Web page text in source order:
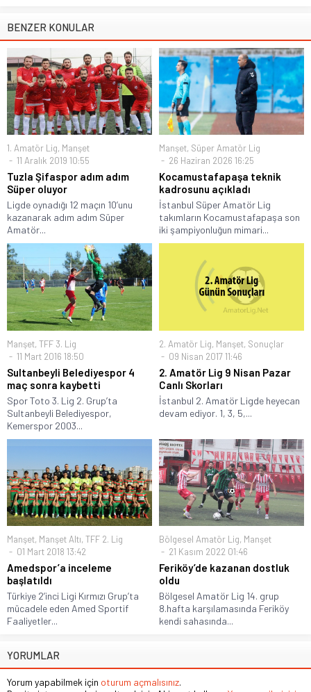
BENZER KONULAR
1. Amatör Lig, Manşet
11 Aralık 2019 10:55
Tuzla Şifaspor adım adım
Süper oluyor
Ligde oynadığı 12 maçın 10’unu
kazanarak adım adım Süper
Amatör...
Manşet, Süper Amatör Lig
26 Haziran 2026 16:25
Kocamustafapaşa teknik
kadrosunu açıkladı
İstanbul Süper Amatör Lig
takımların Kocamustafapaşa son
iki şampiyonluğun mimari...
Manşet, TFF 3. Lig
11 Mart 2016 18:50
Sultanbeyli Belediyespor 4
maç sonra kaybetti
Spor Toto 3. Lig 2. Grup’ta
Sultanbeyli Belediyespor,
Kemerspor 2003...
2. Amatör Lig, Manşet, Sonuçlar
09 Nisan 2017 11:46
2. Amatör Lig 9 Nisan Pazar
Canlı Skorları
İstanbul 2. Amatör Ligde heyecan
devam ediyor. 1, 3, 5,...
Manşet, Manşet Altı, TFF 2. Lig
01 Mart 2018 13:42
Amedspor’a inceleme
başlatıldı
Türkiye 2’inci Ligi Kırmızı Grup’ta
mücadele eden Amed Sportif
Faaliyetler...
Bölgesel Amatör Lig, Manşet
21 Kasım 2022 01:46
Feriköy’de kazanan dostluk
oldu
Bölgesel Amatör Lig 14. grup
8.hafta karşılamasında Feriköy
kendi sahasında...
YORUMLAR
Yorum yapabilmek için oturum açmalısınız.